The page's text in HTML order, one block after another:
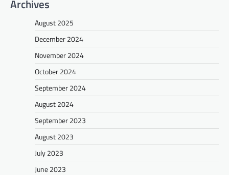
Archives
August 2025
December 2024
November 2024
October 2024
September 2024
August 2024
September 2023
August 2023
July 2023
June 2023